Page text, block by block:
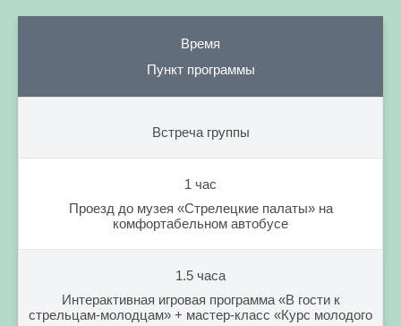
Время
Пункт программы
Встреча группы
1 час
Проезд до музея «Стрелецкие палаты» на
комфортабельном автобусе
1.5 часа
Интерактивная игровая программа «В гости к
стрельцам-молодцам» + мастер-класс «Курс молодого